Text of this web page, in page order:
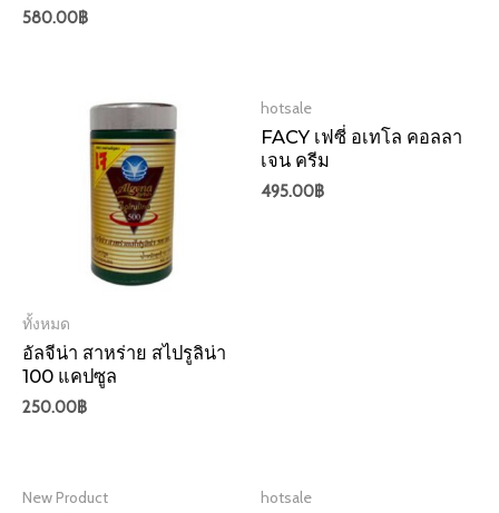
580.00฿
ทั้งหมด
อัลจีน่า สาหร่าย สไปรูลิน่า
100 แคปซูล
250.00฿
hotsale
FACY เฟซี่ อเทโล คอลลา
เจน ครีม
495.00฿
New Product hotsale